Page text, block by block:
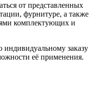
от представленных
фурнитуре, а также
комплектующих и
заказу
её применения.